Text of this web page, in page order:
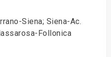
Siena; Siena-Ac.
Follonica